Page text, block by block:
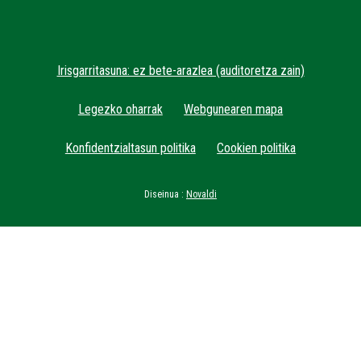
Irisgarritasuna: ez bete-arazlea (auditoretza zain)
Legezko oharrak Webgunearen mapa
Konfidentzialtasun politika Cookien politika
Diseinua : Novaldi